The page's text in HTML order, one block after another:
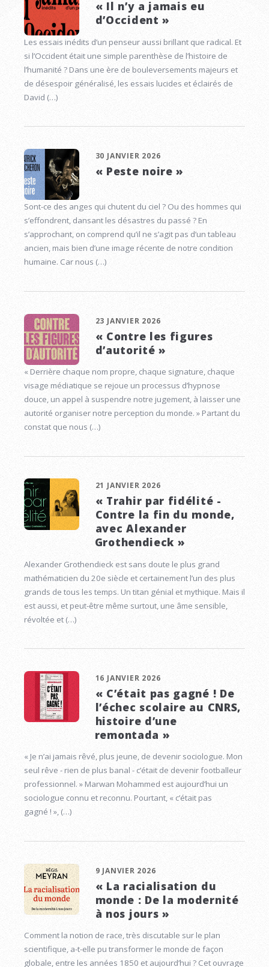
« Il n’y a jamais eu
d’Occident »
Les essais inédits d’un penseur aussi brillant que radical. Et
si l’Occident était une simple parenthèse de l’histoire de
l’humanité ? Dans une ère de bouleversements majeurs et
de désespoir généralisé, les essais lucides et éclairés de
David (…)
30 JANVIER 2026
« Peste noire »
Sont-ce des anges qui chutent du ciel ? Ou des hommes qui
s’effondrent, dansant les désastres du passé ? En
s’approchant, on comprend qu’il ne s’agit pas d’un tableau
ancien, mais bien d’une image récente de notre condition
humaine. Car nous (…)
23 JANVIER 2026
« Contre les figures
d’autorité »
« Derrière chaque nom propre, chaque signature, chaque
visage médiatique se rejoue un processus d’hypnose
douce, un appel à suspendre notre jugement, à laisser une
autorité organiser notre perception du monde. » Partant du
constat que nous (…)
21 JANVIER 2026
« Trahir par fidélité -
Contre la fin du monde,
avec Alexander
Grothendieck »
Alexander Grothendieck est sans doute le plus grand
mathématicien du 20e siècle et certainement l’un des plus
grands de tous les temps. Un titan génial et mythique. Mais il
est aussi, et peut-être même surtout, une âme sensible,
révoltée et (…)
16 JANVIER 2026
« C’était pas gagné ! De
l’échec scolaire au CNRS,
histoire d’une
remontada »
« Je n’ai jamais rêvé, plus jeune, de devenir sociologue. Mon
seul rêve - rien de plus banal - c’était de devenir footballeur
professionnel. » Marwan Mohammed est aujourd’hui un
sociologue connu et reconnu. Pourtant, « c’était pas
gagné ! », (…)
9 JANVIER 2026
« La racialisation du
monde : De la modernité
à nos jours »
Comment la notion de race, très discutable sur le plan
scientifique, a-t-elle pu transformer le monde de façon
globale, entre les années 1850 et aujourd’hui ? Cet ouvrage